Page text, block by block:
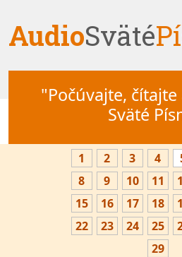
AudioSväté
"Počúvajte,
Sväté
1 2 3 4
8
9 10 11
15
16 17 18
22
23 24 25
29